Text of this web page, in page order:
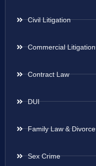
Civil Litigation
Commercial Litigation
Contract Law
DUI
Family Law & Divorce
Sex Crime